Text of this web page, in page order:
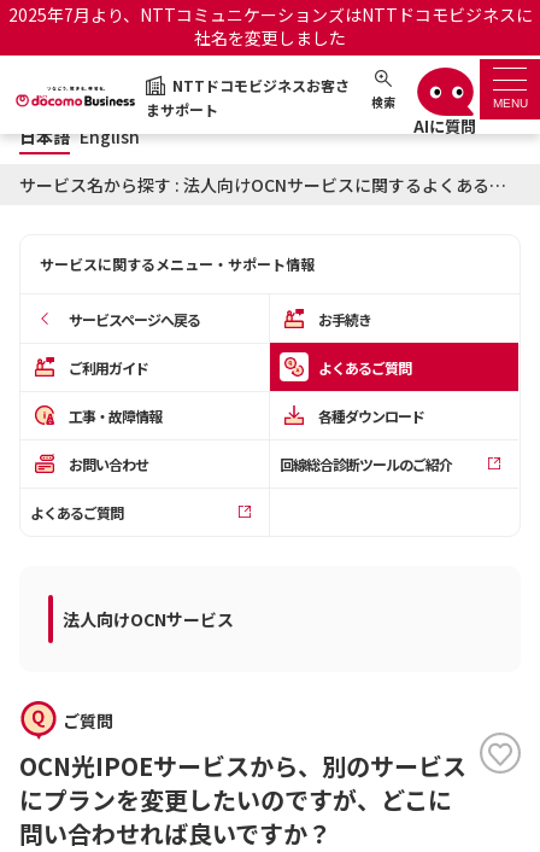
2025年7月より、NTTコミュニケーションズはNTTドコモビジネスに
社名を変更しました
NTTドコモビジネスお客さ
まサポート
検索 MENU
NTTドコモビジネスお客さまサポート 日本語 English
サポートトップ
お知らせ サポートサイトの使い方
OCNのお客さまはこちら
工事・故障情報通知サー
オフィシャルサイト
日本語 English
サービス名から探す : 法人向けOCNサービスに関するよくあるご質問
サービスに関するメニュー・サポート情報
サービスページへ戻る お手続き
ご利用ガイド よくあるご質問
工事・故障情報 各種ダウンロード
お問い合わせ 回線総合診断ツールのご紹介
よくあるご質問
法人向けOCNサービス
ご質問
OCN光IPOEサービスから、別のサービス
にプランを変更したいのですが、どこに
問い合わせれば良いですか？